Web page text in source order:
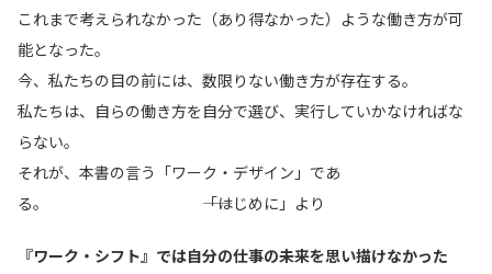
これまで考えられなかった（あり得なかった）ような働き方が可
能となった。
今、私たちの目の前には、数限りない働き方が存在する。
私たちは、自らの働き方を自分で選び、実行していかなければな
らない。
それが、本書の言う「ワーク・デザイン」であ
る。 ――「はじめに」より
『ワーク・シフト』では自分の仕事の未来を思い描けなかった